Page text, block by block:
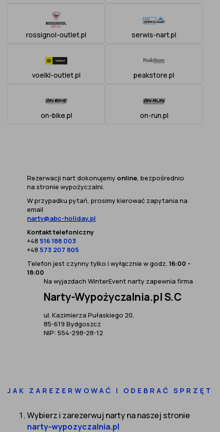
rossignol-outlet.pl serwis-nart.pl
voelkl-outlet.pl peakstore.pl
on-bike.pl on-run.pl
Rezerwacji nart dokonujemy online, bezpośrednio
na stronie wypożyczalni.
W przypadku pytań, prosimy kierować zapytania na
email
narty@abc-holiday.pl
Kontakt telefoniczny
+48 516 188 003
+48 573 207 805
Telefon jest czynny tylko i wyłącznie w godz. 16:00 -
18:00
Na wyjazdach WinterEvent narty zapewnia firma
Narty-Wypożyczalnia.pl S.C
ul. Kazimierza Pułaskiego 20,
85-619 Bydgoszcz
NIP: 554-298-28-12
JAK ZAREZERWOWAĆ I ODEBRAĆ SPRZĘT
Wybierz i zarezerwuj narty na naszej stronie
narty-wypozyczalnia.pl